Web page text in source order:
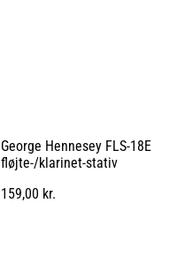
George Hennesey FLS-18E
fløjte-/klarinet-stativ
159,00 kr.